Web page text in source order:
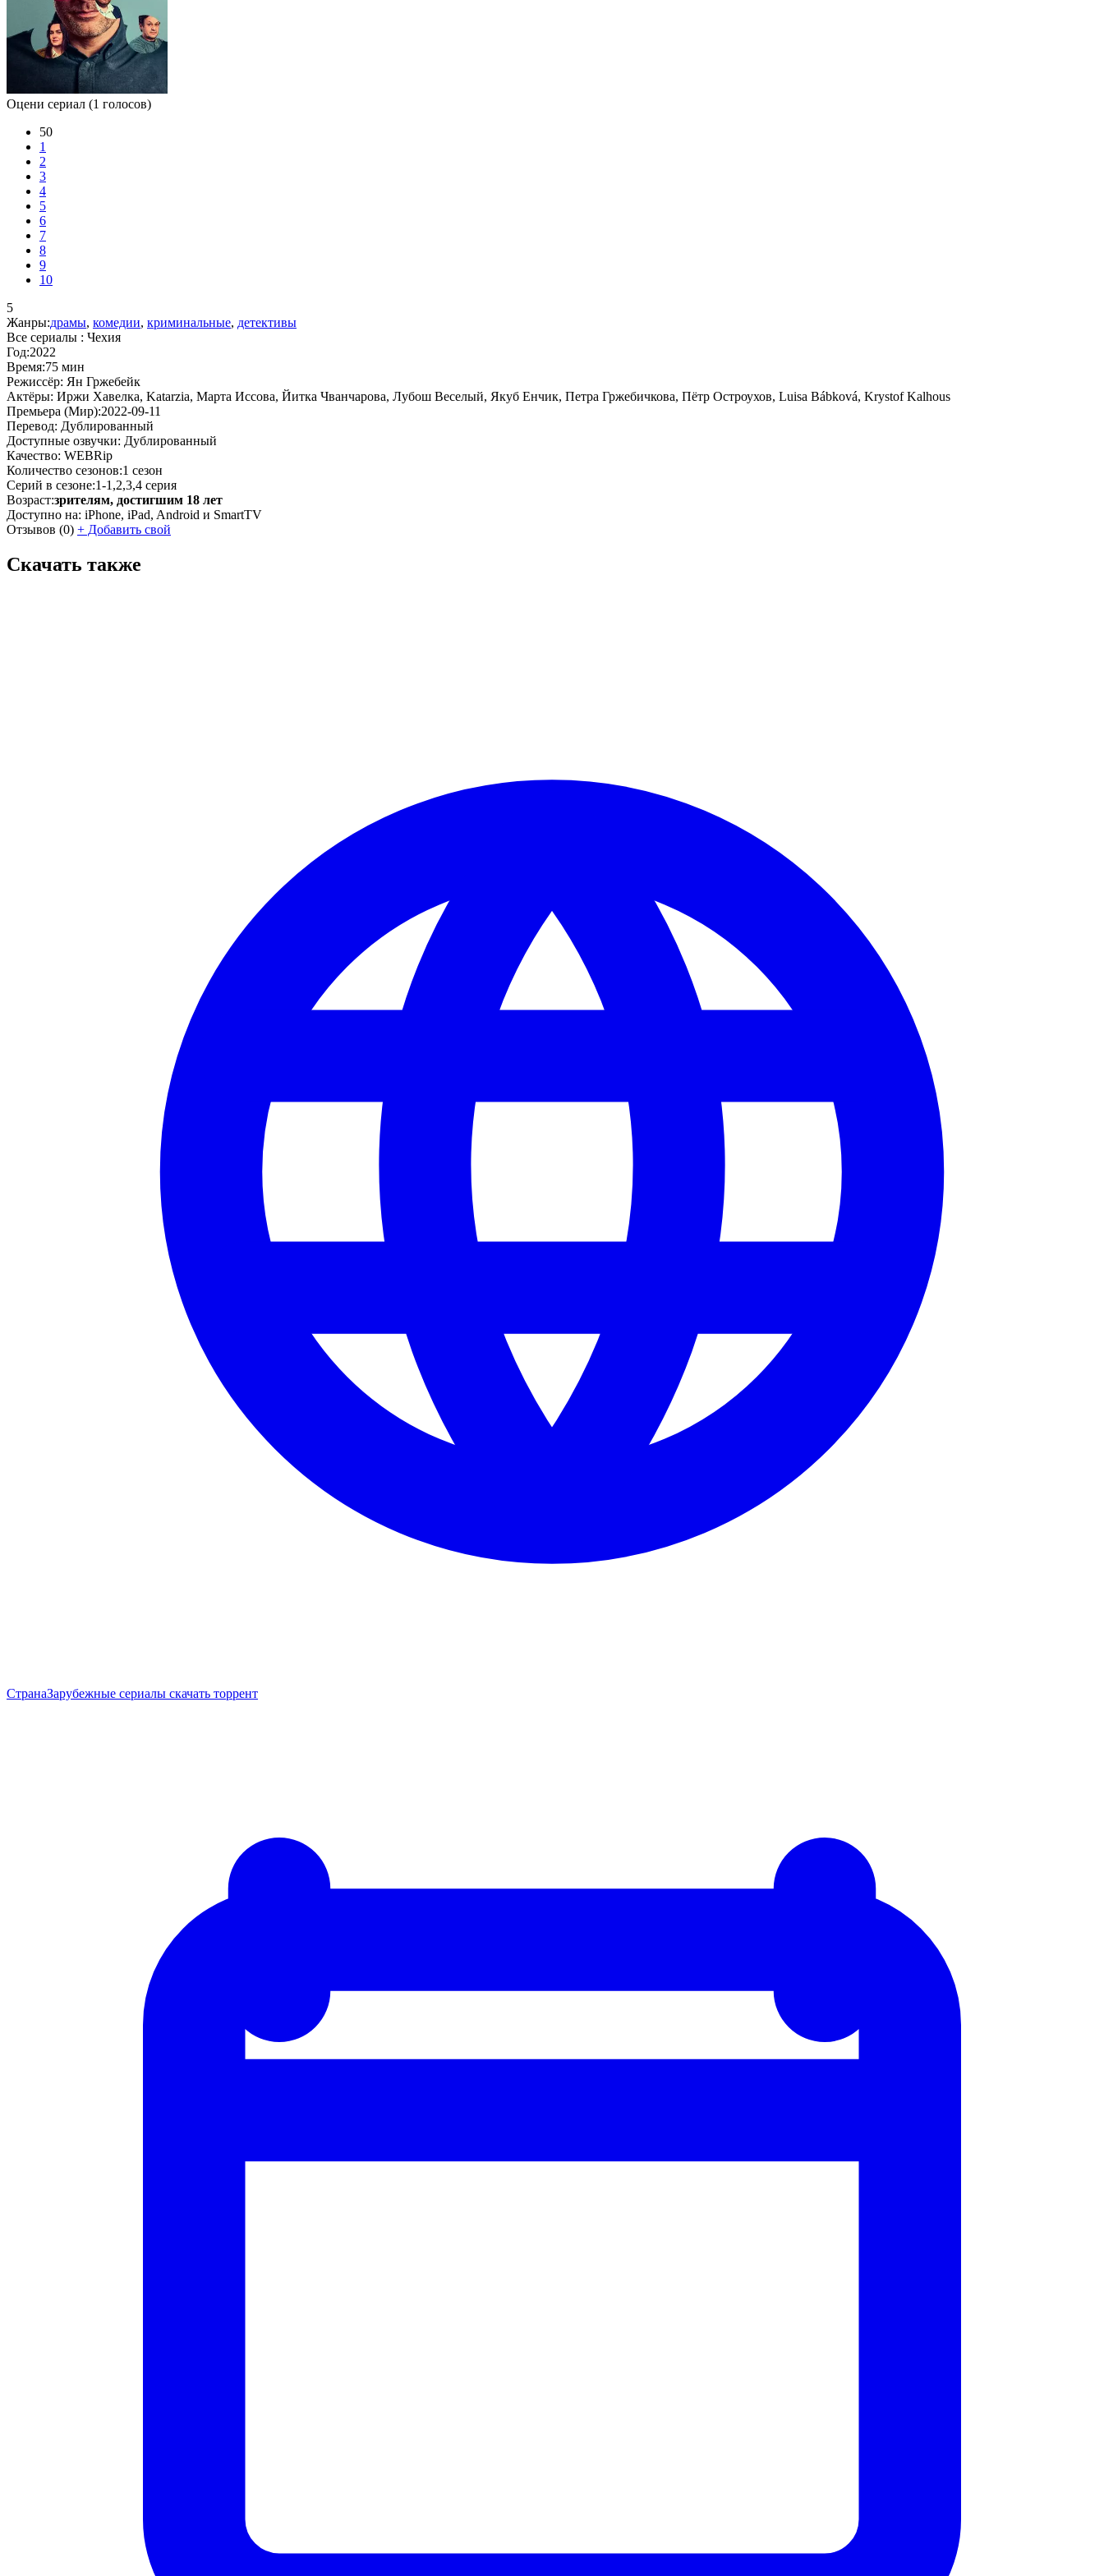
Оцени сериал (1 голосов)
50
1
2
3
4
5
6
7
8
9
10
5
Жанры:драмы, комедии, криминальные, детективы
Все сериалы : Чехия
Год:2022
Время:75 мин
Режиссёр: Ян Гржебейк
Актёры: Иржи Хавелка, Katarzia, Марта Иссова, Йитка Чванчарова, Лубош Веселый, Якуб Енчик, Петра Гржебичкова, Пётр Остроухов, Luisa Bábková, Krystof Kalhous
Премьера (Мир):2022-09-11
Перевод: Дублированный
Доступные озвучки: Дублированный
Качество: WEBRip
Количество сезонов:1 сезон
Серий в сезоне:1-1,2,3,4 серия
Возраст:зрителям, достигшим 18 лет
Доступно на: iPhone, iPad, Android и SmartTV
Отзывов (0) + Добавить свой
Скачать также
СтранаЗарубежные сериалы скачать торрент